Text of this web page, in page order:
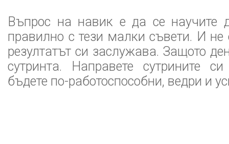
Въпрос на навик е да се научите
правилно с тези малки съвети. И не
резултатът си заслужава. Защото
сутринта. Направете сутрините
бъдете по-работоспособни, ведри и